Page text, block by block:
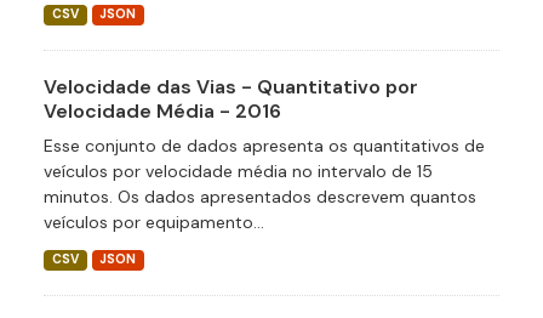
CSV JSON
Velocidade das Vias - Quantitativo por
Velocidade Média - 2016
Esse conjunto de dados apresenta os quantitativos de
veículos por velocidade média no intervalo de 15
minutos. Os dados apresentados descrevem quantos
veículos por equipamento...
CSV JSON